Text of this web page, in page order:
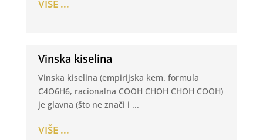
VIŠE ...
Vinska kiselina
Vinska kiselina (empirijska kem. formula
C4O6H6, racionalna COOH CHOH CHOH COOH)
je glavna (što ne znači i ...
VIŠE ...